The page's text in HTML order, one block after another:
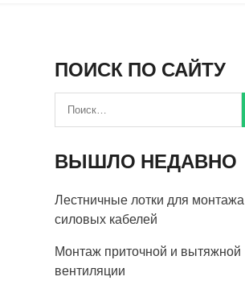
ПОИСК ПО САЙТУ
ВЫШЛО НЕДАВНО
Лестничные лотки для монтажа
силовых кабелей
Монтаж приточной и вытяжной
вентиляции